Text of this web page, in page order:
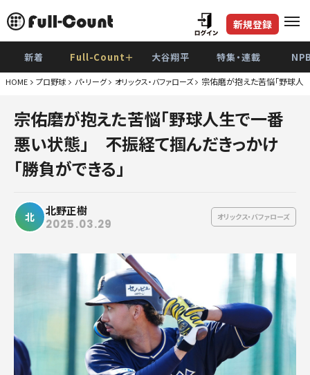
新規登録
新着 Full-Count＋ 大谷翔平 特集・連載
巨
ヤク
ソフ
ロ
HOME プロ野球 パ・リーグ オリックス・バファローズ 宗佑磨が抱えた苦悩「野球人
宗佑磨が抱えた苦悩「野球人生で一番
悪い状態」 不振経て掴んだきっかけ
「勝負ができる」
北
北野正樹
2025.03.29
オリックス・バファローズ